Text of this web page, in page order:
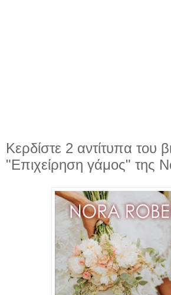
Κερδίστε 2 αντίτυπα του
"Επιχείρηση γάμος" της